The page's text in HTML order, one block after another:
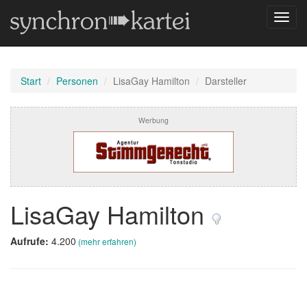
Start Personen LisaGay Hamilton Darsteller
Werbung
LisaGay Hamilton
Aufrufe: 4.200 (mehr erfahren)